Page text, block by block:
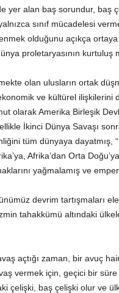
yer alan baş sorundur, baş
sınıf mücadelesi
olduğunu açıkça
proletaryasının kurtuluş
olan ulusların ortak
ve kültürel ilişkilerini
olarak Amerika Birleşik
İkinci Dünya Savaşı
tüm dünyaya dayatmış,
Afrika’dan Orta
yağmalamış ve
devrim tartışmaları
tahakkümü altındaki
açtığı zaman, bir avuç
vermek için, geçici bir
çelişki, baş çelişki olur ve